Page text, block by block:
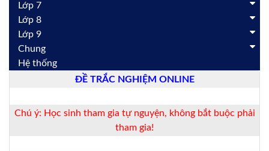
Lớp 7
Lớp 8
Lớp 9
Chung
Hệ thống
ĐỀ TRẮC NGHIỆM ONLINE
Chú ý: Học sinh tham gia tự nguyện, không bắt buộc phải
tham gia!